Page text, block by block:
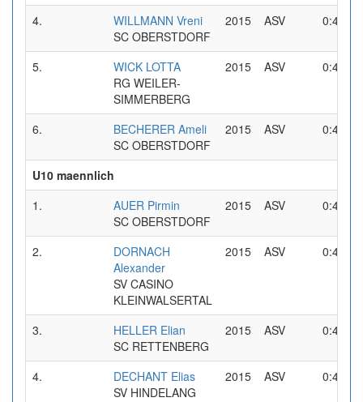
4.
WILLMANN Vreni
SC OBERSTDORF
2015 ASV 0:45,26
5.
WICK LOTTA
RG WEILER-
SIMMERBERG
2015 ASV 0:45,84
6.
BECHERER Ameli
SC OBERSTDORF
2015 ASV 0:47,96
U10 maennlich
1.
AUER Pirmin
SC OBERSTDORF
2015 ASV 0:46,58
2.
DORNACH
Alexander
SV CASINO
KLEINWALSERTAL
2015 ASV 0:46,80
3.
HELLER Elian
SC RETTENBERG
2015 ASV 0:47,65
4.
DECHANT Elias
SV HINDELANG
2015 ASV 0:47,77